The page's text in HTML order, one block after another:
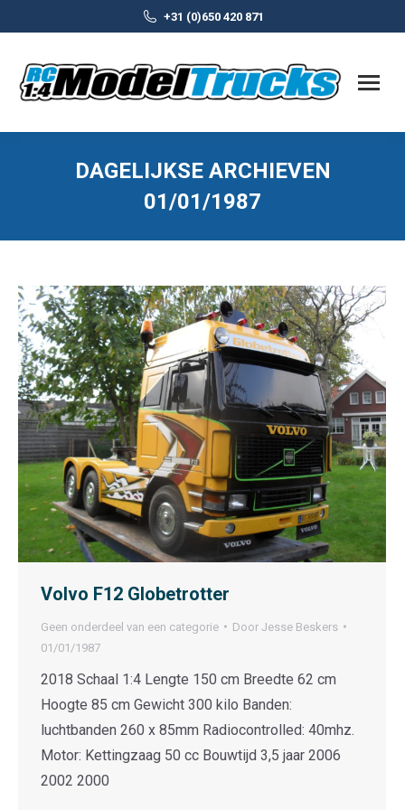
+31 (0)650 420 871
DAGELIJKSE ARCHIEVEN
01/01/1987
Volvo F12 Globetrotter
Geen onderdeel van een categorie Door Jesse Beskers
01/01/1987
2018 Schaal 1:4 Lengte 150 cm Breedte 62 cm
Hoogte 85 cm Gewicht 300 kilo Banden:
luchtbanden 260 x 85mm Radiocontrolled: 40mhz.
Motor: Kettingzaag 50 cc Bouwtijd 3,5 jaar 2006
2002 2000